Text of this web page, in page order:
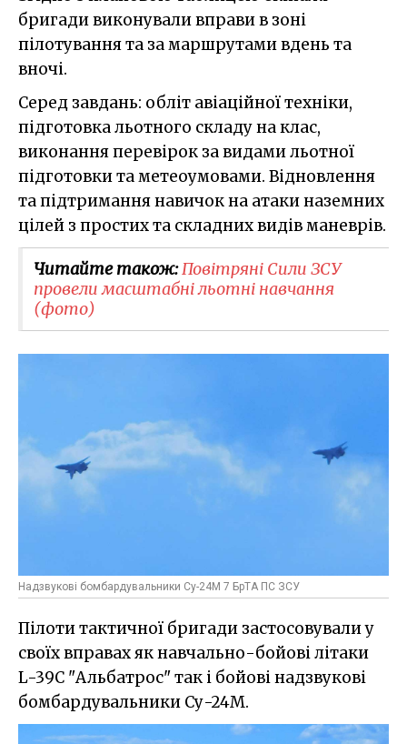
бригади виконували вправи в зоні
пілотування та за маршрутами вдень та
вночі.
Серед завдань: обліт авіаційної техніки,
підготовка льотного складу на клас,
виконання перевірок за видами льотної
підготовки та метеоумовами. Відновлення
та підтримання навичок на атаки наземних
цілей з простих та складних видів маневрів.
Читайте також:Повітряні Сили ЗСУ
провели масштабні льотні навчання
(фото)
Надзвукові бомбардувальники Су-24М 7 БрТА ПС ЗСУ
Пілоти тактичної бригади застосовували у
своїх вправах як навчально-бойові літаки
L-39C "Альбатрос" так і бойові надзвукові
бомбардувальники Су-24М.